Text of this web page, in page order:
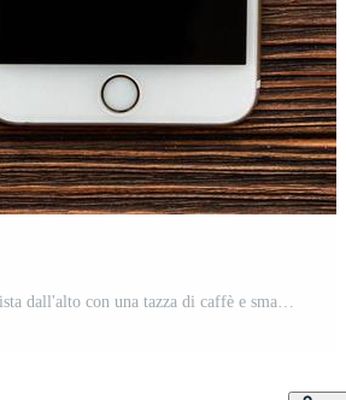
scrivania da ufficio vista dall'alto con una tazza di caffè e smartphone e occhiali Foto Gratuita